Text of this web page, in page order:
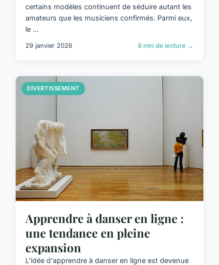
certains modèles continuent de séduire autant les
amateurs que les musiciens confirmés. Parmi eux,
le ...
29 janvier 2026 6 min de lecture →
DIVERTISSEMENT
Apprendre à danser en ligne :
une tendance en pleine
expansion
L'idée d'apprendre à danser en ligne est devenue